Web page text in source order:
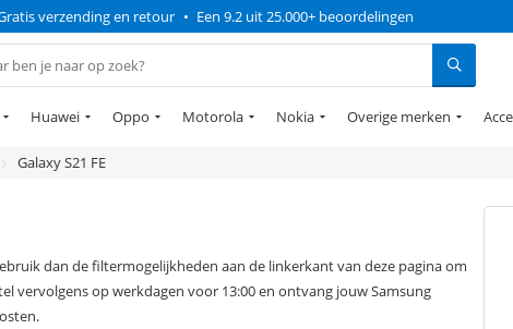
verzending en retour • Een 9.2 uit 25.000+ beoordelingen
Huawei Oppo Motorola Nokia Overige merken
Galaxy S21 FE
dan de filtermogelijkheden aan de linkerkant van deze pagina om
vervolgens op werkdagen voor 13:00 en ontvang jouw Samsung